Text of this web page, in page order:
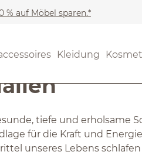
% auf Möbel sparen.*
Kleidung
tiefe und erholsame
für die Kraft und
unseres Lebens